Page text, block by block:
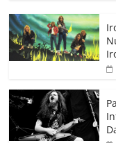
c
e
b
o
o
k
itt
er